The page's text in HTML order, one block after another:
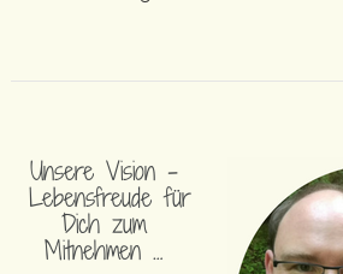
Unsere Vision –
Lebensfreude für
Dich zum
Mitnehmen …